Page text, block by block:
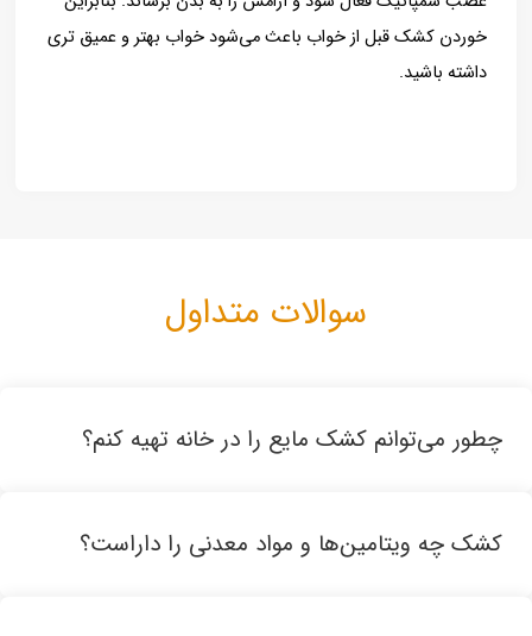
خوردن کشک قبل از خواب باعث می‌شود خواب بهتر و عمیق ‌تری
داشته باشید.
سوالات متداول
چطور می‌توانم کشک مایع را در خانه تهیه کنم؟
با سابیدن کشک خشک و مقداری آب میتوانید کشک مایع را
کشک چه ویتامین‌ها و مواد معدنی را داراست؟